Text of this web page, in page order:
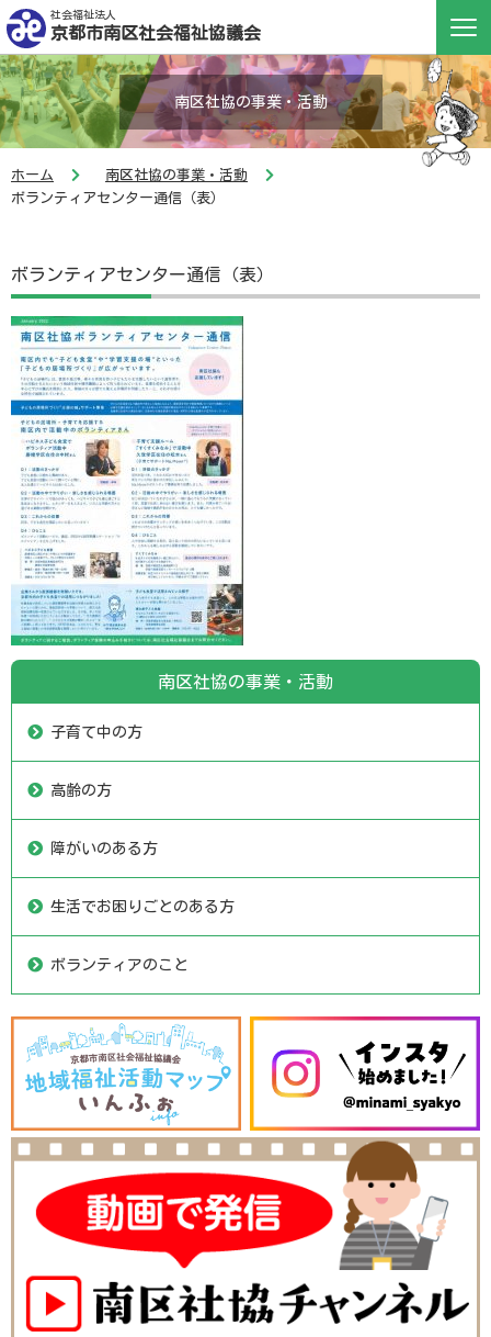
社会福祉法人
京都市南区社会福祉協議会
南区社協の事業・活動
ホーム
南区社協の事業・活動
ボランティアセンター通信（表）
ボランティアセンター通信（表）
南区社協の事業・活動
子育て中の方
高齢の方
障がいのある方
生活でお困りごとのある方
ボランティアのこと